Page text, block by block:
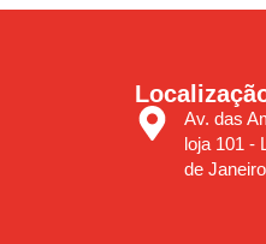
Av. das
loja 101 -
de